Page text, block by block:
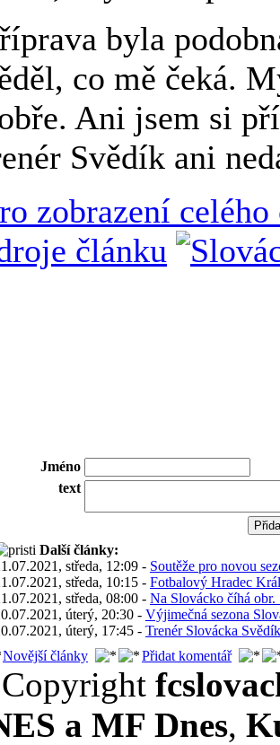
byla
co mě čeká.
Ani jsem si
Svědík ani
zobrazení
článku
Jméno
text
Další články:
středa, 12:09 - Soutěže pro novou
středa, 10:15 - Fotbalový Hradec
středa, 08:00 - Na Slovácko číhá obr.
úterý, 20:30 - Výjimečná sezona
úterý, 17:45 - Trenér Slovácka
Novější články
Přidat komentář
a MF Dnes,